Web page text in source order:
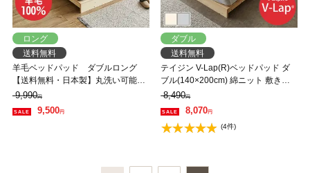
ロング
送料無料
羊毛ベッドパッド ダブルロング
【送料無料・日本製】丸洗い可能！
ウール100％使用の消臭ウールベッ
ドパッド・ダブルロング
9,990円
9,500円
ダブル
送料無料
テイジン V-Lap(R)ベッドパッド ダ
ブル(140×200cm) 綿ニット 敷きパ
ッド 軽量 オールシーズン対応 体圧
分散 オーバーレイ 日本製
8,490円
8,070円
(4件)